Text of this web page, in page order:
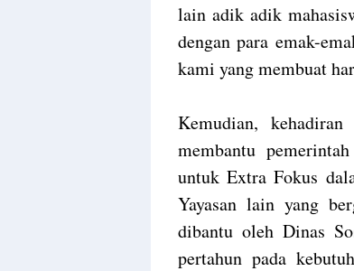
lain adik adik
dengan para emak-
kami yang membuat
Kemudian,
membantu
untuk Extra Fokus
Yayasan lain yang
dibantu oleh Dinas
pertahun pada